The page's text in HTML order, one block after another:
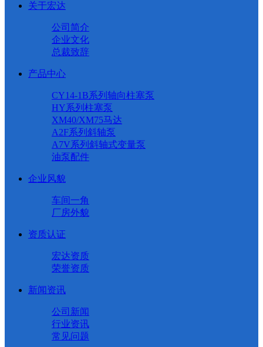
关于宏达
公司简介
企业文化
总裁致辞
产品中心
CY14-1B系列轴向柱塞泵
HY系列柱塞泵
XM40/XM75马达
A2F系列斜轴泵
A7V系列斜轴式变量泵
油泵配件
企业风貌
车间一角
厂房外貌
资质认证
宏达资质
荣誉资质
新闻资讯
公司新闻
行业资讯
常见问题